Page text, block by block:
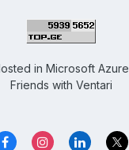
in Microsoft Azure
Friends with Ventari